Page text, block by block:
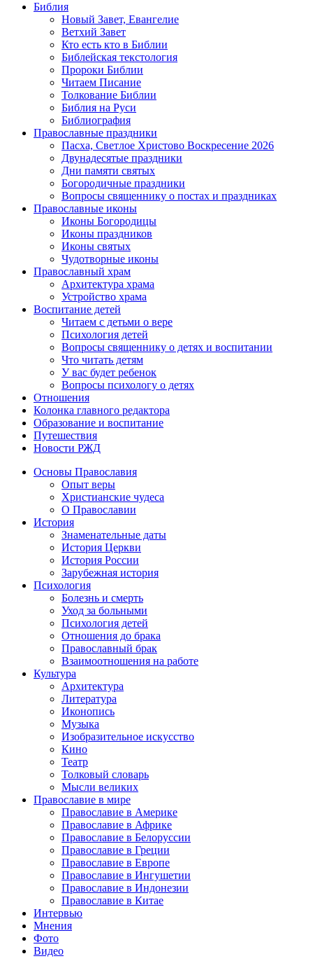
Библия
Новый Завет, Евангелие
Ветхий Завет
Кто есть кто в Библии
Библейская текстология
Пророки Библии
Читаем Писание
Толкование Библии
Библия на Руси
Библиография
Православные праздники
Пасха, Светлое Христово Воскресение 2026
Двунадесятые праздники
Дни памяти святых
Богородичные праздники
Вопросы священнику о постах и праздниках
Православные иконы
Иконы Богородицы
Иконы праздников
Иконы святых
Чудотворные иконы
Православный храм
Архитектура храма
Устройство храма
Воспитание детей
Читаем с детьми о вере
Психология детей
Вопросы священнику о детях и воспитании
Что читать детям
У вас будет ребенок
Вопросы психологу о детях
Отношения
Колонка главного редактора
Образование и воспитание
Путешествия
Новости РЖД
Основы Православия
Опыт веры
Христианские чудеса
О Православии
История
Знаменательные даты
История Церкви
История России
Зарубежная история
Психология
Болезнь и смерть
Уход за больными
Психология детей
Отношения до брака
Православный брак
Взаимоотношения на работе
Культура
Архитектура
Литература
Иконопись
Музыка
Изобразительное искусство
Кино
Театр
Толковый словарь
Мысли великих
Православие в мире
Православие в Америке
Православие в Африке
Православие в Белоруссии
Православие в Греции
Православие в Европе
Православие в Ингушетии
Православие в Индонезии
Православие в Китае
Интервью
Мнения
Фото
Видео